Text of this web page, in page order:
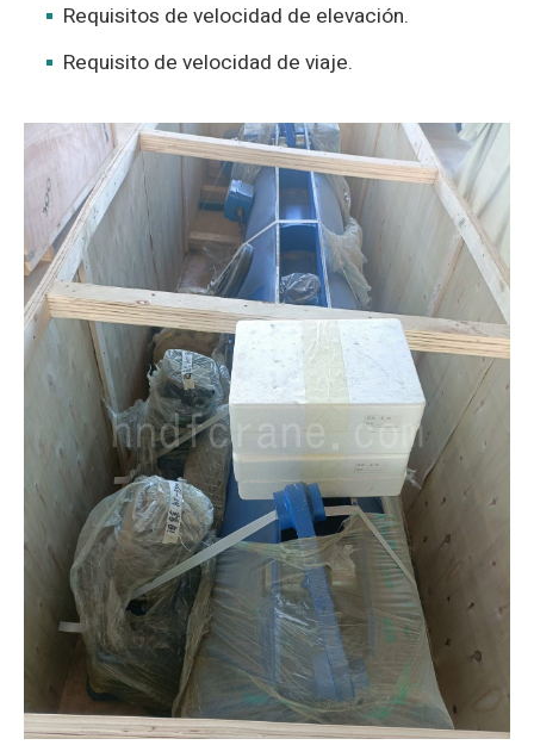
Requisitos de velocidad de elevación.
Requisito de velocidad de viaje.